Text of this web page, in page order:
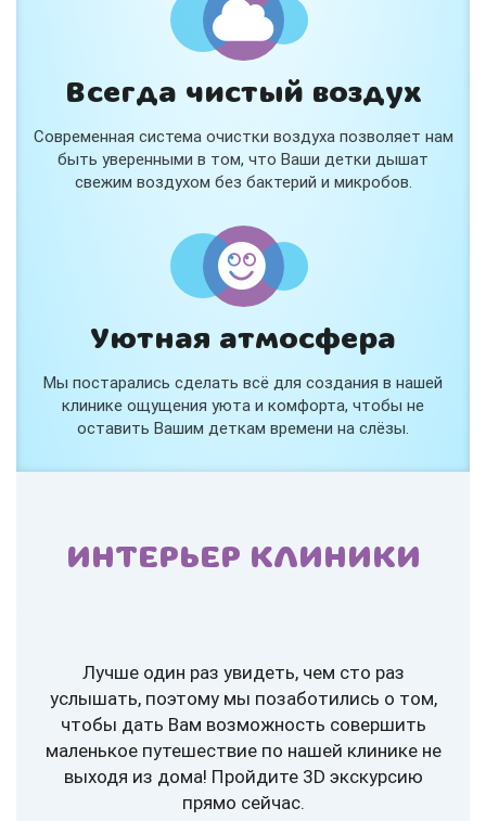
Всегда чистый воздух
Современная система очистки воздуха позволяет нам
быть уверенными в том, что Ваши детки дышат
свежим воздухом без бактерий и микробов.
Уютная атмосфера
Мы постарались сделать всё для создания в нашей
клинике ощущения уюта и комфорта, чтобы не
оставить Вашим деткам времени на слёзы.
ИНТЕРЬЕР КЛИНИКИ
Лучше один раз увидеть, чем сто раз
услышать, поэтому мы позаботились о том,
чтобы дать Вам возможность совершить
маленькое путешествие по нашей клинике не
выходя из дома! Пройдите 3D экскурсию
прямо сейчас.